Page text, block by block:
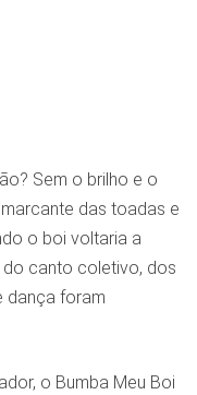
Sem o brilho e o
das toadas e
o boi voltaria a
do canto coletivo, dos
dança foram
o Bumba Meu Boi